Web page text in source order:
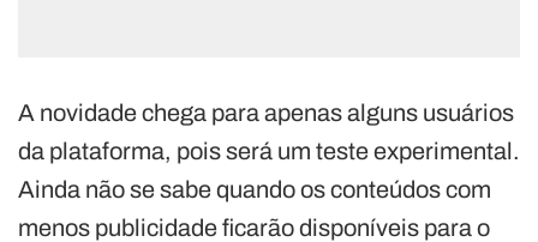
A novidade chega para apenas alguns usuários
da plataforma, pois será um teste experimental.
Ainda não se sabe quando os conteúdos com
menos publicidade ficarão disponíveis para o